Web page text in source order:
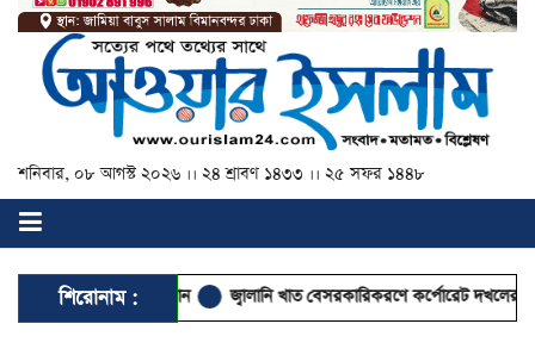
শনিবার, ০৮ আগস্ট ২০২৬ ।। ২৪ শ্রাবণ ১৪৩৩ ।। ২৫ সফর ১৪৪৮
শিরোনাম :
গেলেন সেনাপ্রধান জ্বালানি খাত বেসরকারিকরণে কর্পোরেট দখলের আশঙ্কা